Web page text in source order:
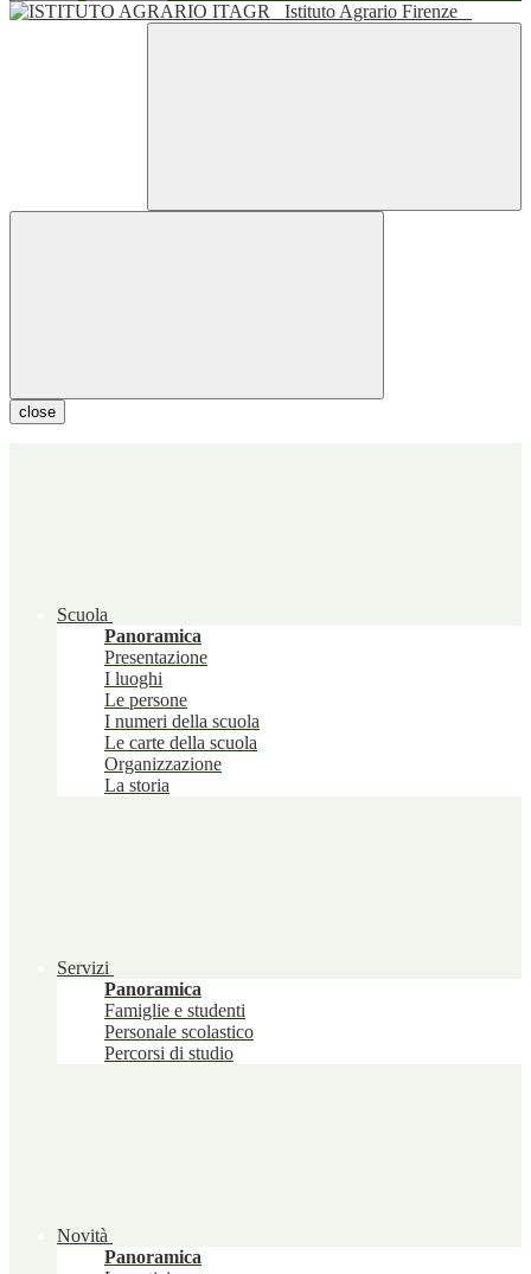
Istituto Agrario Firenze
close
Scuola
Panoramica
Presentazione
I luoghi
Le persone
I numeri della scuola
Le carte della scuola
Organizzazione
La storia
Servizi
Panoramica
Famiglie e studenti
Personale scolastico
Percorsi di studio
Novità
Panoramica